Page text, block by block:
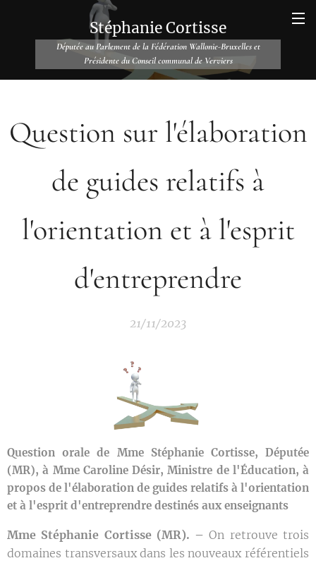
Stéphanie Cortisse
Députée au Parlement de la Fédération Wallonie-Bruxelles et
Présidente du Conseil communal de Verviers
Question sur l'élaboration
de guides relatifs à
l'orientation et à l'esprit
d'entreprendre
21/11/2023
Question orale de Mme Stéphanie Cortisse, Députée
(MR), à Mme Caroline Désir, Ministre de l'Éducation, à
propos de l'élaboration de guides relatifs à l'orientation
et à l'esprit d'entreprendre destinés aux enseignants
Mme Stéphanie Cortisse (MR). –On retrouve trois
domaines transversaux dans les nouveaux référentiels